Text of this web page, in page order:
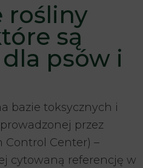
rośliny
są
psów i
bazie toksycznych i
przez
Control Center) –
cytowaną referencję w